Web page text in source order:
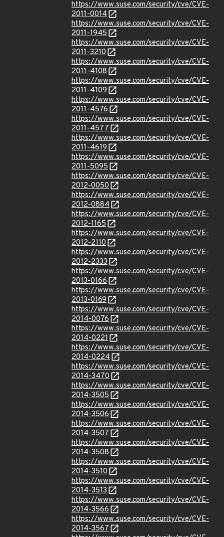
https://www.suse.com/security/cve/CVE-
2011-0014
https://www.suse.com/security/cve/CVE-
2011-1945
https://www.suse.com/security/cve/CVE-
2011-3210
https://www.suse.com/security/cve/CVE-
2011-4108
https://www.suse.com/security/cve/CVE-
2011-4109
https://www.suse.com/security/cve/CVE-
2011-4576
https://www.suse.com/security/cve/CVE-
2011-4577
https://www.suse.com/security/cve/CVE-
2011-4619
https://www.suse.com/security/cve/CVE-
2011-5095
https://www.suse.com/security/cve/CVE-
2012-0050
https://www.suse.com/security/cve/CVE-
2012-0884
https://www.suse.com/security/cve/CVE-
2012-1165
https://www.suse.com/security/cve/CVE-
2012-2110
https://www.suse.com/security/cve/CVE-
2012-2333
https://www.suse.com/security/cve/CVE-
2013-0166
https://www.suse.com/security/cve/CVE-
2013-0169
https://www.suse.com/security/cve/CVE-
2014-0076
https://www.suse.com/security/cve/CVE-
2014-0221
https://www.suse.com/security/cve/CVE-
2014-0224
https://www.suse.com/security/cve/CVE-
2014-3470
https://www.suse.com/security/cve/CVE-
2014-3505
https://www.suse.com/security/cve/CVE-
2014-3506
https://www.suse.com/security/cve/CVE-
2014-3507
https://www.suse.com/security/cve/CVE-
2014-3508
https://www.suse.com/security/cve/CVE-
2014-3510
https://www.suse.com/security/cve/CVE-
2014-3513
https://www.suse.com/security/cve/CVE-
2014-3566
https://www.suse.com/security/cve/CVE-
2014-3567